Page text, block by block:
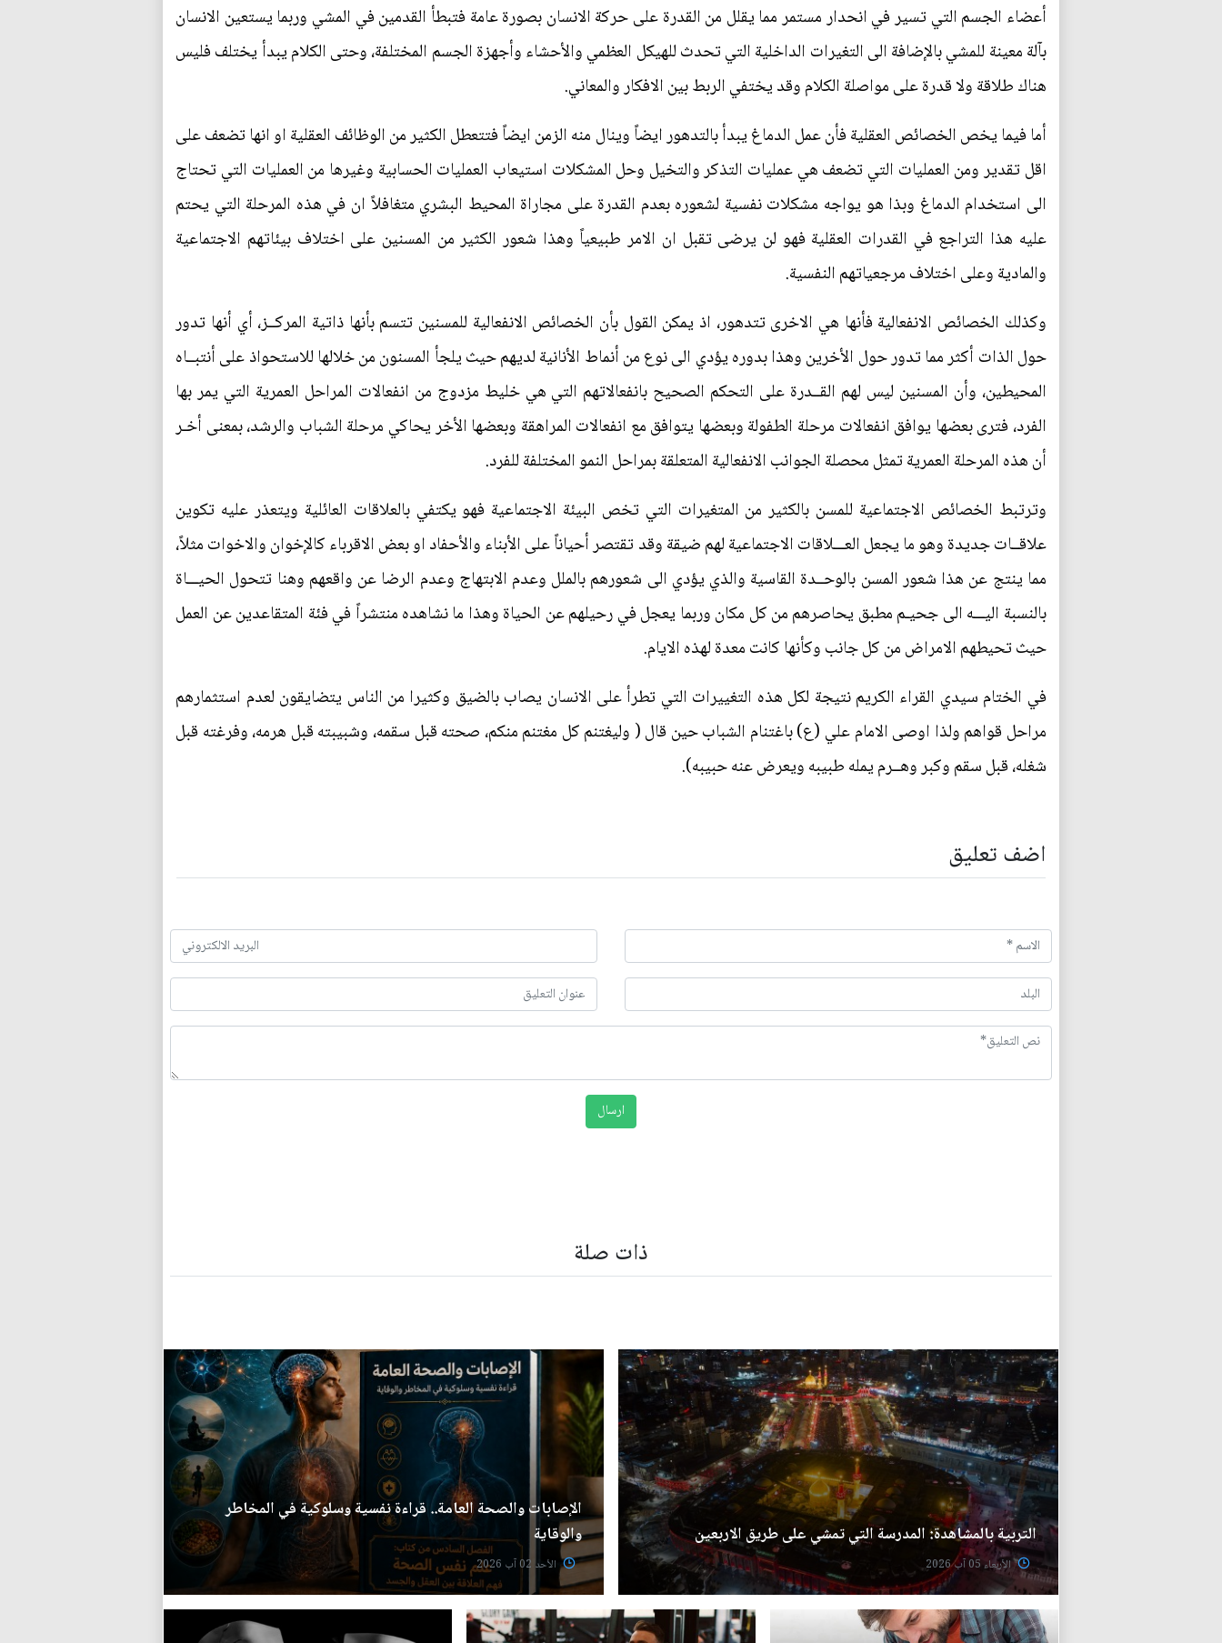
أعضاء الجسم التي تسير في انحدار مستمر مما يقلل من القدرة على حركة الانسان بصورة عامة فتبطأ القدمين في المشي وربما يستعين الانسان
بآلة معينة للمشي بالإضافة الى التغيرات الداخلية التي تحدث للهيكل العظمي والأحشاء وأجهزة الجسم المختلفة، وحتى الكلام يبدأ يختلف فليس
هناك طلاقة ولا قدرة على مواصلة الكلام وقد يختفي الربط بين الافكار والمعاني.
أما فيما يخص الخصائص العقلية فأن عمل الدماغ يبدأ بالتدهور ايضاً وينال منه الزمن ايضاً فتتعطل الكثير من الوظائف العقلية او انها تضعف على
اقل تقدير ومن العمليات التي تضعف هي عمليات التذكر والتخيل وحل المشكلات استيعاب العمليات الحسابية وغيرها من العمليات التي تحتاج
الى استخدام الدماغ وبذا هو يواجه مشكلات نفسية لشعوره بعدم القدرة على مجاراة المحيط البشري متغافلاً ان في هذه المرحلة التي يحتم
عليه هذا التراجع في القدرات العقلية فهو لن يرضى تقبل ان الامر طبيعياً وهذا شعور الكثير من المسنين على اختلاف بيئاتهم الاجتماعية
والمادية وعلى اختلاف مرجعياتهم النفسية.
وكذلك الخصائص الانفعالية فأنها هي الاخرى تتدهور، اذ يمكن القول بأن الخصائص الانفعالية للمسنين تتسم بأنها ذاتية المركــز، أي أنها تدور
حول الذات أكثر مما تدور حول الأخرين وهذا بدوره يؤدي الى نوع من أنماط الأنانية لديهم حيث يلجأ المسنون من خلالها للاستحواذ على أنتبــاه
المحيطين، وأن المسنين ليس لهم القــدرة على التحكم الصحيح بانفعالاتهم التي هي خليط مزدوج من انفعالات المراحل العمرية التي يمر بها
الفرد، فترى بعضها يوافق انفعالات مرحلة الطفولة وبعضها يتوافق مع انفعالات المراهقة وبعضها الأخر يحاكي مرحلة الشباب والرشد، بمعنى أخـر
أن هذه المرحلة العمرية تمثل محصلة الجوانب الانفعالية المتعلقة بمراحل النمو المختلفة للفرد.
وترتبط الخصائص الاجتماعية للمسن بالكثير من المتغيرات التي تخص البيئة الاجتماعية فهو يكتفي بالعلاقات العائلية ويتعذر عليه تكوين
علاقــات جديدة وهو ما يجعل العـــلاقات الاجتماعية لهم ضيقة وقد تقتصر أحياناً على الأبناء والأحفاد او بعض الاقرباء كالإخوان والاخوات مثلاً،
مما ينتج عن هذا شعور المسن بالوحــدة القاسية والذي يؤدي الى شعورهم بالملل وعدم الابتهاج وعدم الرضا عن واقعهم وهنا تتحول الحيـــاة
بالنسبة اليـــه الى جحيـم مطبق يحاصرهم من كل مكان وربما يعجل في رحيلهم عن الحياة وهذا ما نشاهده منتشراً في فئة المتقاعدين عن العمل
حيث تحيطهم الامراض من كل جانب وكأنها كانت معدة لهذه الايام.
في الختام سيدي القراء الكريم نتيجة لكل هذه التغييرات التي تطرأ على الانسان يصاب بالضيق وكثيرا من الناس يتضايقون لعدم استثمارهم
مراحل قواهم ولذا اوصى الامام علي (ع) باغتنام الشباب حين قال ( وليغتنم كل مغتنم منكم، صحته قبل سقمه، وشبيبته قبل هرمه، وفرغته قبل
شغله، قبل سقم وكبر وهــرم يمله طبيبه ويعرض عنه حبيبه).
اضف تعليق
ذات صلة
التربية بالمشاهدة: المدرسة التي تمشي على طريق الاربعين
الأربعاء 05 آب 2026
الإصابات والصحة العامة.. قراءة نفسية وسلوكية في المخاطر
والوقاية
الأحد 02 آب 2026